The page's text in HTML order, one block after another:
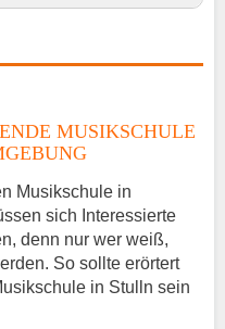
– Stulln
MUSIKSCHULE
Musikschule in
sich Interessierte
denn nur wer weiß,
So sollte erörtert
in Stulln sein